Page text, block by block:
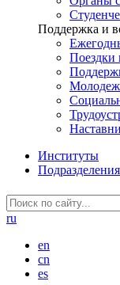
Поддержка и
Поездки
Институты
Подразделения
ru
en
cn
es